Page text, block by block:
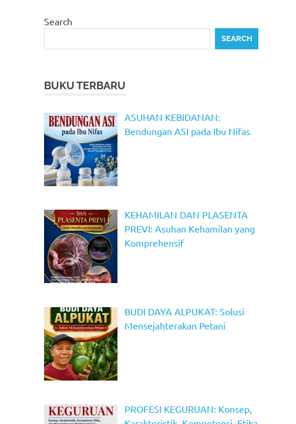
Search
SEARCH
BUKU TERBARU
ASUHAN KEBIDANAN:
Bendungan ASI pada Ibu Nifas
KEHAMILAN DAN PLASENTA
PREVI: Asuhan Kehamilan yang
Komprehensif
BUDI DAYA ALPUKAT: Solusi
Mensejahterakan Petani
PROFESI KEGURUAN: Konsep,